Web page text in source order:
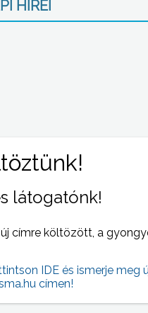
HÍREI
Eseménydús hétvégét
tömegverekedés során
látogatónk!
címre költözött, a
IDE és ismerje meg
címen!